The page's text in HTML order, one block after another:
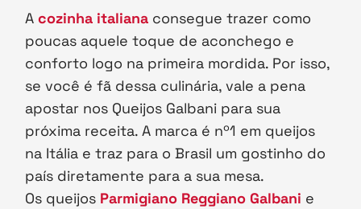
Acozinha italiana consegue trazer como
poucas aquele toque de aconchego e
conforto logo na primeira mordida. Por isso,
se você é fã dessa culinária, vale a pena
apostar nos Queijos Galbani para sua
próxima receita. A marca é nº1 em queijos
na Itália e traz para o Brasil um gostinho do
país diretamente para a sua mesa.
Os queijos Parmigiano Reggiano Galbani e